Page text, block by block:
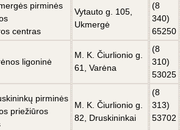
pirminės
centras
Vytauto g. 105,
Ukmergė
(8
340)
65250
ligoninė
M. K. Čiurlionio g.
61, Varėna
(8
310)
53025
pirminės
priežiūros
M. K. Čiurlionio g.
82, Druskininkai
(8
313)
53702